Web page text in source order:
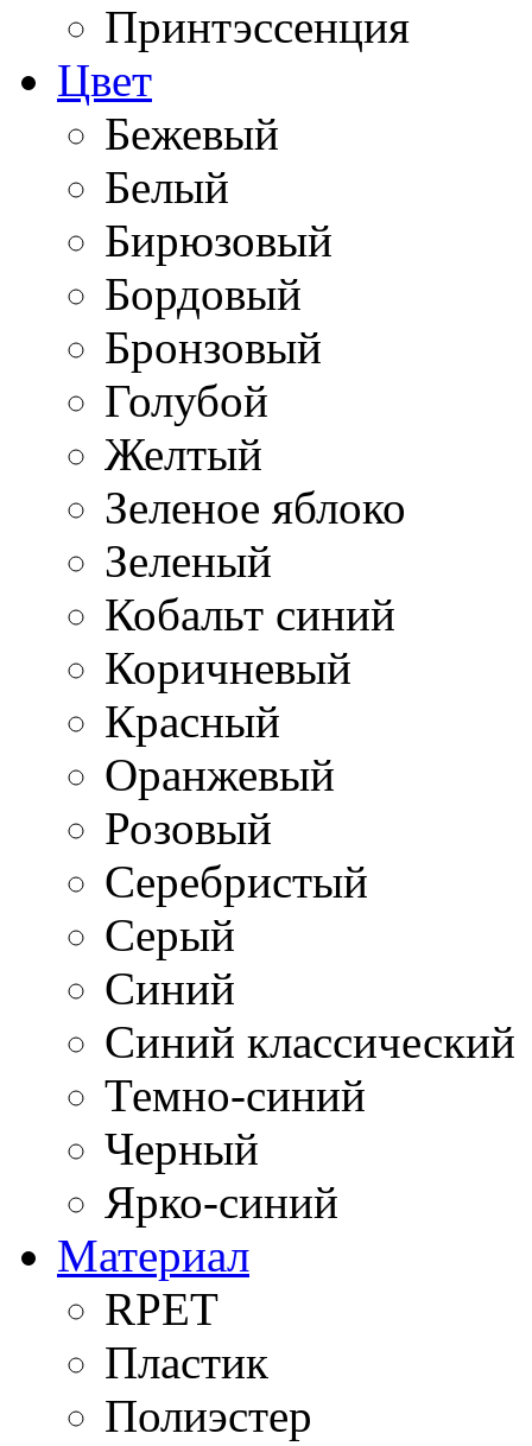
Принтэссенция
Цвет
Бежевый
Белый
Бирюзовый
Бордовый
Бронзовый
Голубой
Желтый
Зеленое яблоко
Зеленый
Кобальт синий
Коричневый
Красный
Оранжевый
Розовый
Серебристый
Серый
Синий
Синий классический
Темно-синий
Черный
Ярко-синий
Материал
RPET
Пластик
Полиэстер